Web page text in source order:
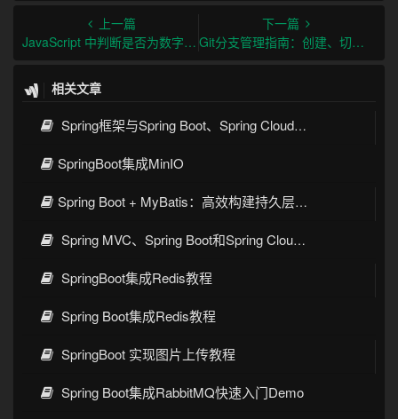
上一篇
JavaScript 中判断是否为数字的方法及应用示例
下一篇
Git分支管理指南：创建、切换和合并分支的完整教程
相关文章
Spring框架与Spring Boot、Spring Cloud核心区别及技术演进
SpringBoot集成MinIO
Spring Boot + MyBatis：高效构建持久层的最佳实践
Spring MVC、Spring Boot和Spring Cloud三者区别和联系
SpringBoot集成Redis教程
Spring Boot集成Redis教程
SpringBoot 实现图片上传教程
Spring Boot集成RabbitMQ快速入门Demo